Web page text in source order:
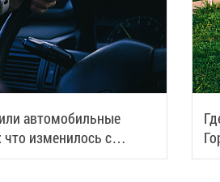
автомобильные
изменилось с